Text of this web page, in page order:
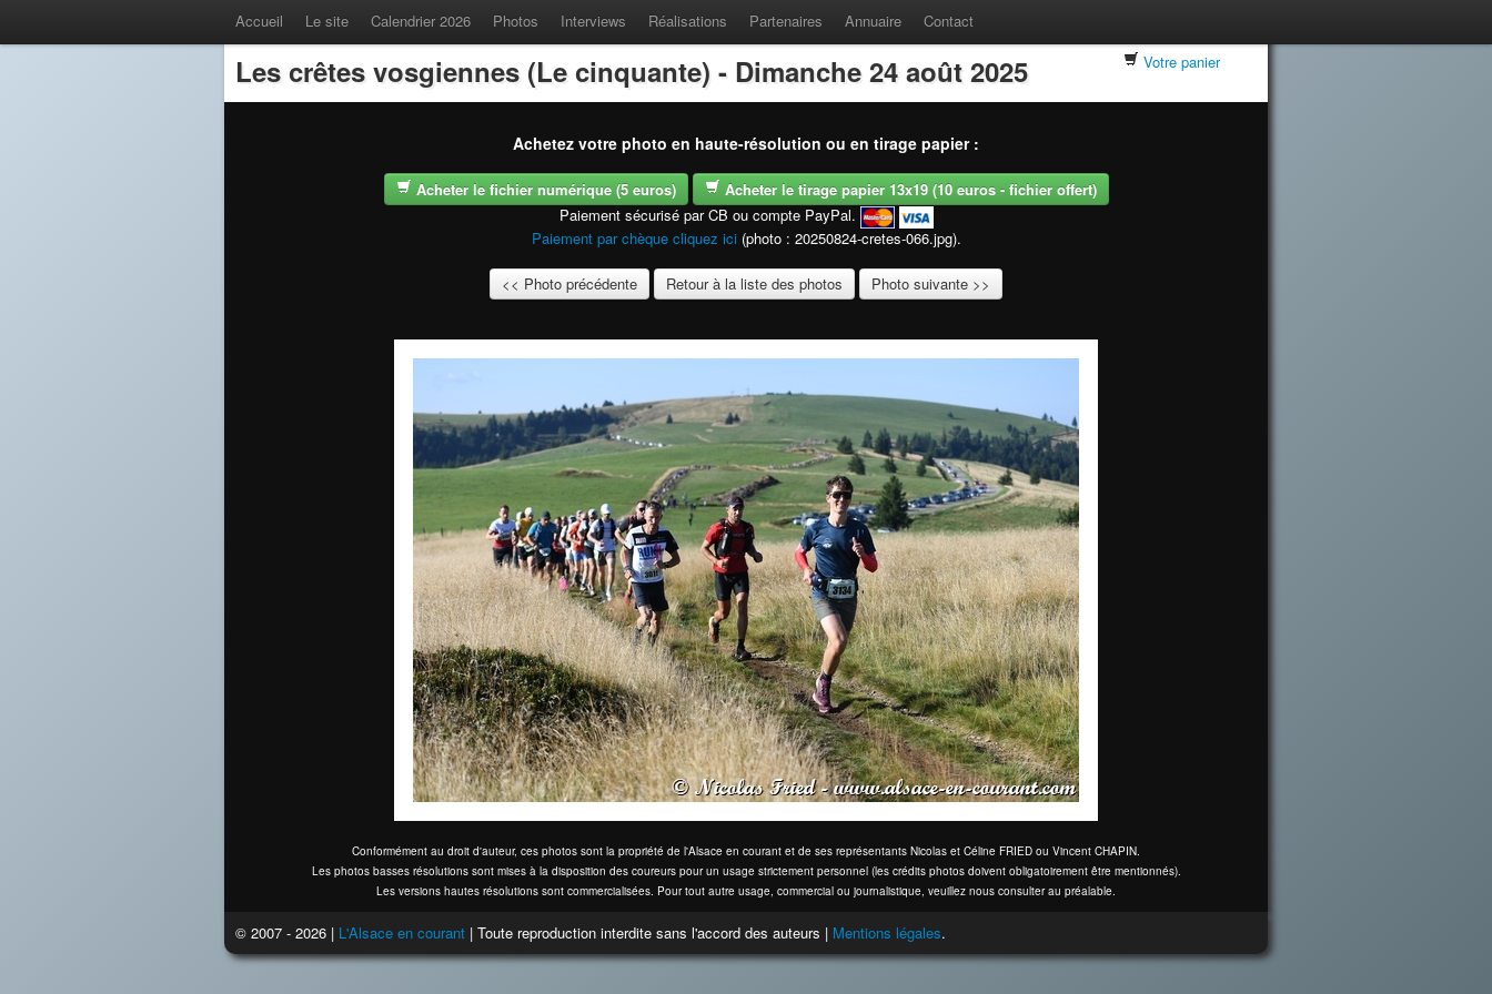
Accueil Le site Calendrier 2026 Photos Interviews Réalisations Partenaires Annuaire Contact
Les crêtes vosgiennes (Le cinquante) - Dimanche 24 août 2025 Votre panier
Achetez votre photo en haute-résolution ou en tirage papier :
Acheter le fichier numérique (5 euros)
Acheter le tirage papier 13x19 (10 euros - fichier offert)
Paiement sécurisé par CB ou compte PayPal.
Paiement par chèque cliquez ici (photo : 20250824-cretes-066.jpg).
<< Photo précédente Retour à la liste des photos Photo suivante >>
Conformément au droit d'auteur, ces photos sont la propriété de l'Alsace en courant et de ses représentants Nicolas et Céline FRIED ou Vincent CHAPIN.
Les photos basses résolutions sont mises à la disposition des coureurs pour un usage strictement personnel (les crédits photos doivent obligatoirement être mentionnés).
Les versions hautes résolutions sont commercialisées. Pour tout autre usage, commercial ou journalistique, veuillez nous consulter au préalable.
© 2007 - 2026 | L'Alsace en courant | Toute reproduction interdite sans l'accord des auteurs | Mentions légales.